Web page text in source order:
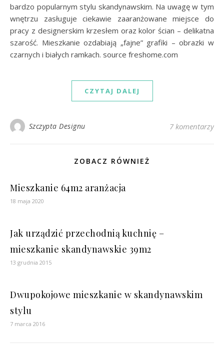
bardzo popularnym stylu skandynawskim. Na uwagę w tym
wnętrzu zasługuje ciekawie zaaranżowane miejsce do
pracy z designerskim krzesłem oraz kolor ścian – delikatna
szarość. Mieszkanie ozdabiają „fajne” grafiki – obrazki w
czarnych i białych ramkach. source freshome.com
CZYTAJ DALEJ
Szczypta Designu 7 komentarzy
ZOBACZ RÓWNIEŻ
Mieszkanie 64m2 aranżacja
18 maja 2020
Jak urządzić przechodnią kuchnię –
mieszkanie skandynawskie 39m2
13 grudnia 2015
Dwupokojowe mieszkanie w skandynawskim
stylu
7 marca 2016